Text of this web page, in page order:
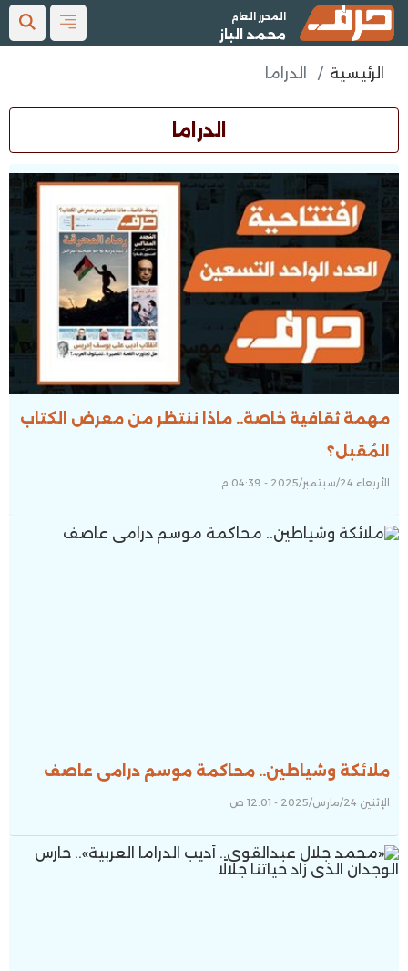
المحرر العام
محمد الباز
الرئيسية الدراما
الدراما
مهمة ثقافية خاصة.. ماذا ننتظر من معرض الكتاب
المُقبل؟
الأربعاء 24/سبتمبر/2025 - 04:39 م
ملائكة وشياطين.. محاكمة موسم درامى عاصف
الإثنين 24/مارس/2025 - 12:01 ص